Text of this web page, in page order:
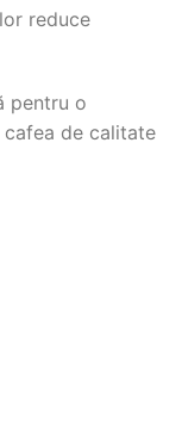
reduce
pentru o
de calitate